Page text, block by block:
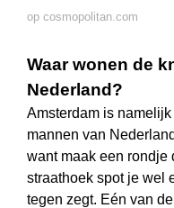
op cosmopolitan.com
Waar wonen de
Nederland?
Amsterdam is
mannen van
want maak een rondje
straathoek spot je wel
tegen zegt. Eén van